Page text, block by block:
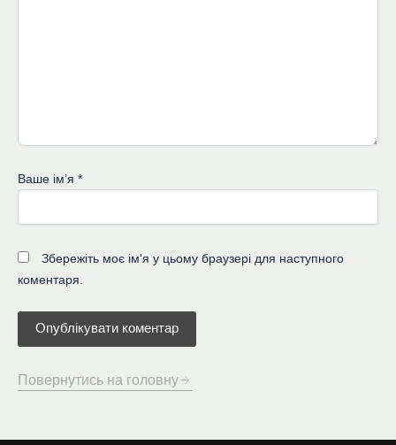
Ваше імʼя *
Збережіть моє ім'я у цьому браузері для наступного
коментаря.
Повернутись на головну